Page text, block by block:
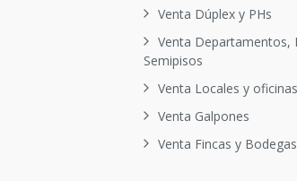
Venta Dúplex y PHs
Venta Departamentos,
Semipisos
Venta Locales y oficinas
Venta Galpones
Venta Fincas y Bodegas